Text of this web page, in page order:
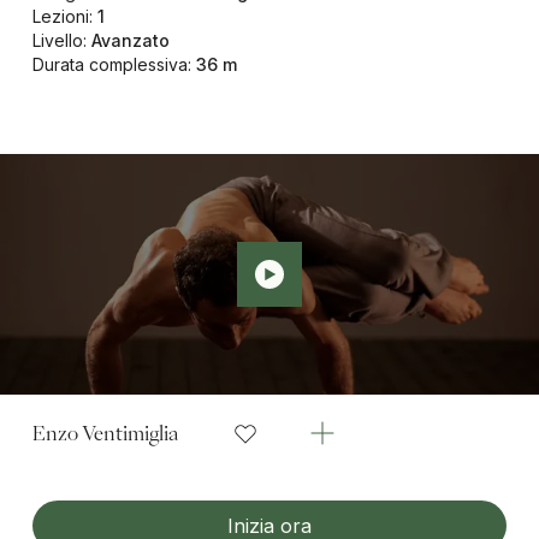
Lezioni: 1
Livello: Avanzato
Durata complessiva: 36 m
Enzo Ventimiglia
Inizia ora